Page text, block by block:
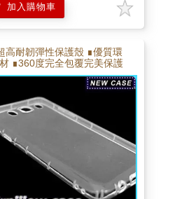
加入購物車
高耐韌彈性保護殼 ∎優質環
∎360度完全包覆完美保護
邊氣墊,邊角加強氣墊 ∎耐彎
能反覆拆卸不易變形